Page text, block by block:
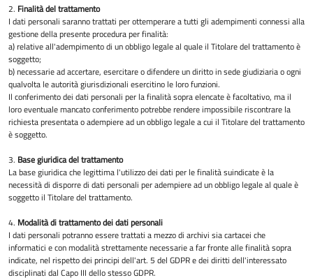
2. Finalità del trattamento
I dati personali saranno trattati per ottemperare a tutti gli adempimenti connessi alla
gestione della presente procedura per finalità:
a) relative all'adempimento di un obbligo legale al quale il Titolare del trattamento è
soggetto;
b) necessarie ad accertare, esercitare o difendere un diritto in sede giudiziaria o ogni
qualvolta le autorità giurisdizionali esercitino le loro funzioni.
Il conferimento dei dati personali per la finalità sopra elencate è facoltativo, ma il
loro eventuale mancato conferimento potrebbe rendere impossibile riscontrare la
richiesta presentata o adempiere ad un obbligo legale a cui il Titolare del trattamento
è soggetto.
3. Base giuridica del trattamento
La base giuridica che legittima l'utilizzo dei dati per le finalità suindicate è la
necessità di disporre di dati personali per adempiere ad un obbligo legale al quale è
soggetto il Titolare del trattamento.
4. Modalità di trattamento dei dati personali
I dati personali potranno essere trattati a mezzo di archivi sia cartacei che
informatici e con modalità strettamente necessarie a far fronte alle finalità sopra
indicate, nel rispetto dei principi dell'art. 5 del GDPR e dei diritti dell'interessato
disciplinati dal Capo III dello stesso GDPR.